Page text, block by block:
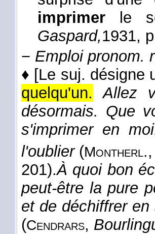
imprimer
le
Gaspard,1931,
− Emploi pronom.
♦ [Le suj. désigne
quelqu'un.
Allez
désormais. Que
s'imprimer en
l'oublier (Montherl.
201).À quoi bon
peut-être la pure
et de déchiffrer
(Cendrars,